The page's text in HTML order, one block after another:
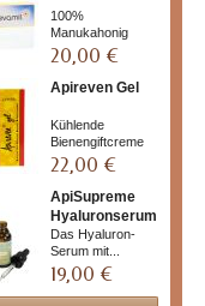
100%
Manukahonig
20,00 €
Apireven Gel
Kühlende
Bienengiftcreme
22,00 €
ApiSupreme
Hyaluronserum
+...
Das Hyaluron-
Serum mit...
19,00 €